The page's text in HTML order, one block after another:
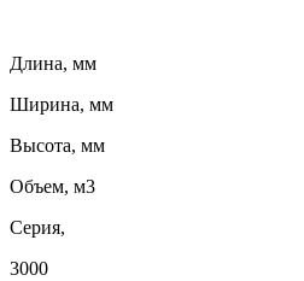
Длина, мм
Ширина, мм
Высота, мм
Объем, м3
Серия,
3000